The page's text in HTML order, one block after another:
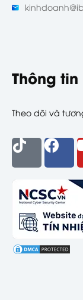
Thông
Theo dõi và